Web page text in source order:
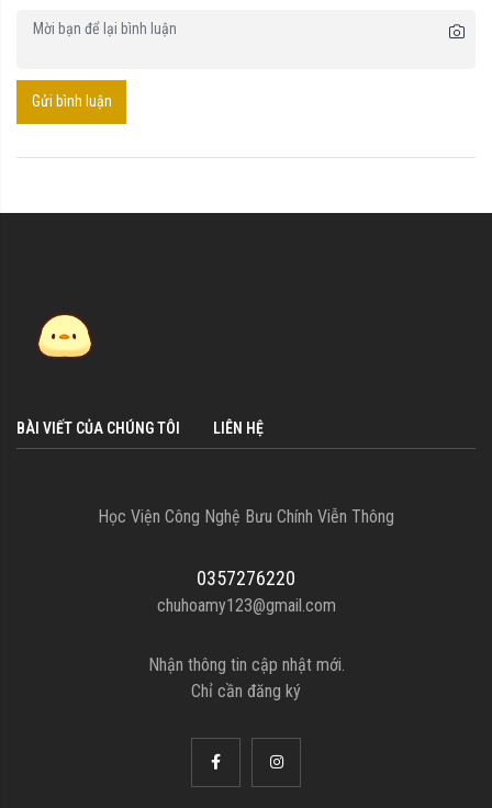
Gửi bình luận
BÀI VIẾT CỦA CHÚNG TÔI LIÊN HỆ
Học Viện Công Nghệ Bưu Chính Viễn Thông
0357276220
chuhoamy123@gmail.com
Nhận thông tin cập nhật mới.
Chỉ cần đăng ký